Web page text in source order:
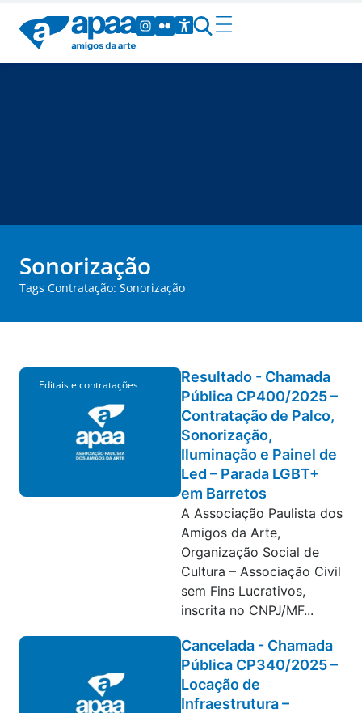
Sonorização
Tags Contratação: Sonorização
Editais e contratações
Resultado - Chamada
Pública CP400/2025 –
Contratação de Palco,
Sonorização,
Iluminação e Painel de
Led – Parada LGBT+
em Barretos
A Associação Paulista dos
Amigos da Arte,
Organização Social de
Cultura – Associação Civil
sem Fins Lucrativos,
inscrita no CNPJ/MF...
Cancelada - Chamada
Pública CP340/2025 –
Locação de
Infraestrutura –